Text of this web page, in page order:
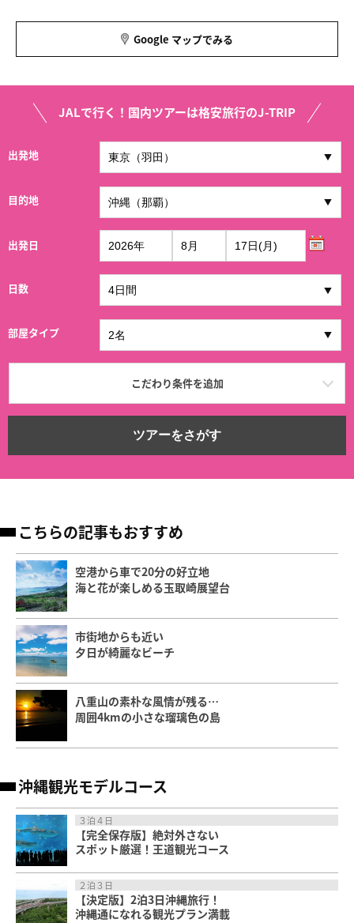
Google マップでみる
JALで行く！国内ツアーは格安旅行のJ-TRIP
出発地
目的地
出発日
日数
部屋タイプ
こだわり条件を追加
ツアーをさがす
こちらの記事もおすすめ
空港から車で20分の好立地
海と花が楽しめる玉取崎展望台
市街地からも近い
夕日が綺麗なビーチ
八重山の素朴な風情が残る…
周囲4kmの小さな瑠璃色の島
沖縄観光モデルコース
３泊４日
【完全保存版】絶対外さない
スポット厳選！王道観光コース
２泊３日
【決定版】2泊3日沖縄旅行！
沖縄通になれる観光プラン満載